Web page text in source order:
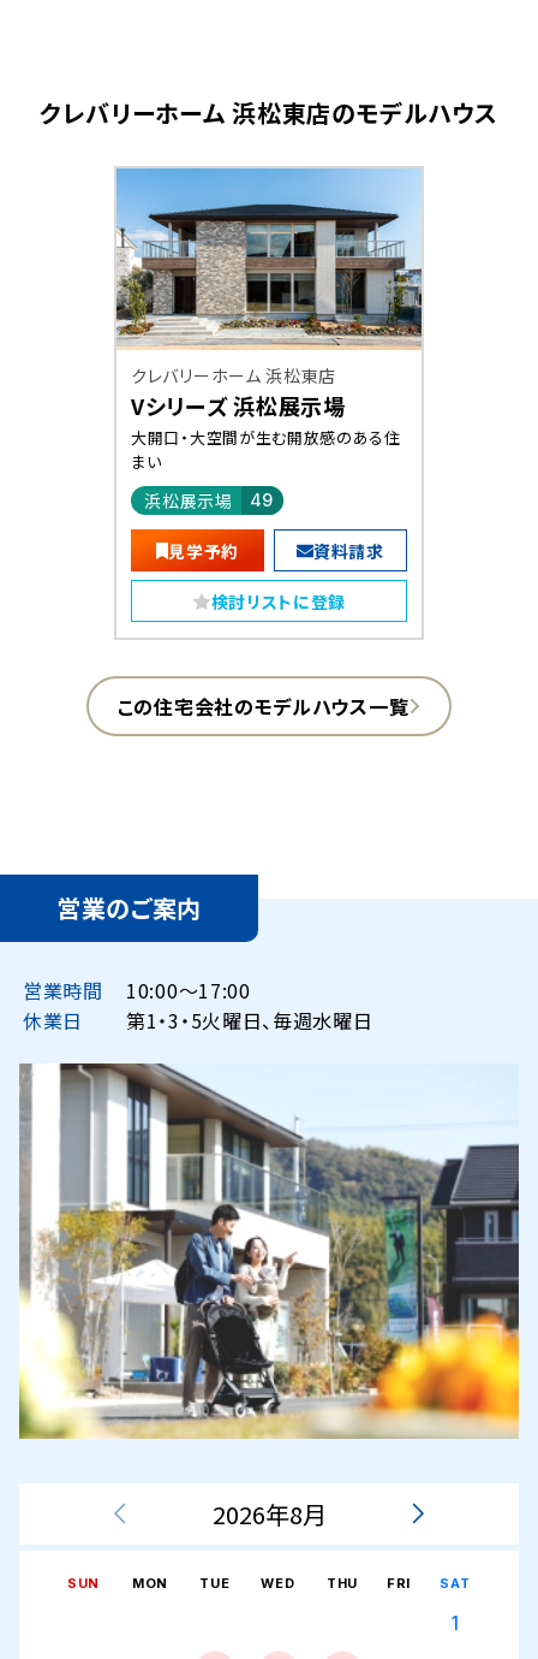
クレバリーホーム 浜松東店のモデルハウス
クレバリーホーム 浜松東店
Vシリーズ 浜松展示場
大開口・大空間が生む開放感のある住
まい
浜松展示場 49
見学予約 資料請求
検討リストに登録
この住宅会社のモデルハウス一覧
営業のご案内
営業時間
10:00〜17:00
休業日
第1・3・5火曜日、毎週水曜日
2026年8月
SUN MON TUE WED THU FRI SAT
1